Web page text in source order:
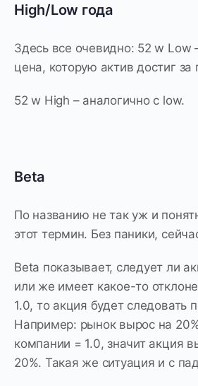
High/Low года
Здесь все очевидно: 52 w Low
цена, которую актив достиг за
52 w High – аналогично с low.
Beta
По названию не так уж и
этот термин. Без паники,
Beta показывает, следует ли
или же имеет какое-то
1.0, то акция будет следовать
Например: рынок вырос на
компании = 1.0, значит акция
20%. Такая же ситуация и с